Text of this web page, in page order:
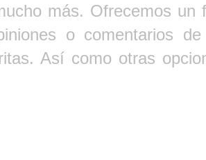
más. Ofrecemos un
o comentarios
Así como otras